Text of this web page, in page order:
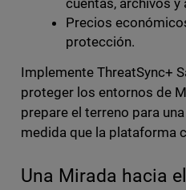
Precios
protección.
Implemente ThreatSync+
proteger los entornos de
prepare el terreno para
medida que la plataforma
Una Mirada hacia